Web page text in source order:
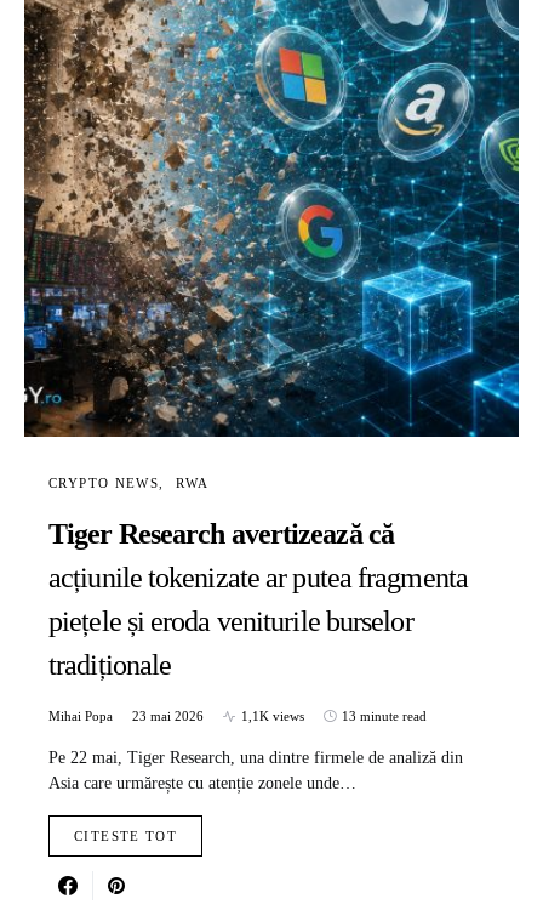
CRYPTO NEWS RWA
Tiger Research avertizează că
acțiunile tokenizate ar putea fragmenta
piețele și eroda veniturile burselor
tradiționale
Mihai Popa 23 mai 2026 1,1K views 13 minute read
Pe 22 mai, Tiger Research, una dintre firmele de analiză din
Asia care urmărește cu atenție zonele unde…
CITESTE TOT